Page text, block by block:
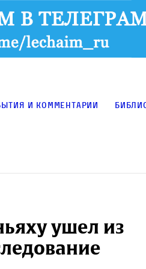
и комментарии
ушел из